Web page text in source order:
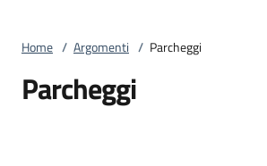
Home / Argomenti / Parcheggi
Parcheggi